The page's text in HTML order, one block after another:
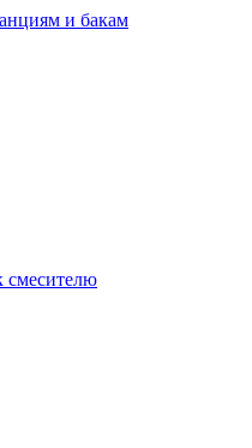
и бакам
смесителю